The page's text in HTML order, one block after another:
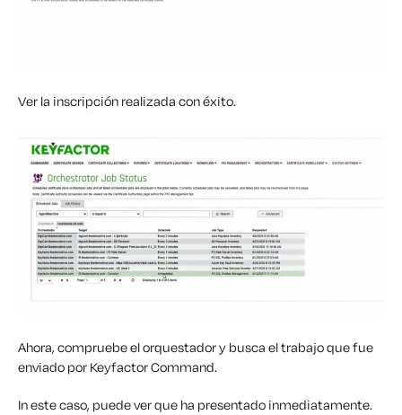
Ver la inscripción realizada con éxito.
Ahora, compruebeel orquestador y busca el trabajoquefue
enviado por KeyfactorCommand.
In este caso, puede ver que ha presentado inmediatamente.